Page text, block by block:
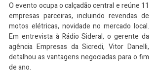
O evento ocupa o calçadão central e reúne 11
empresas parceiras, incluindo revendas de
motos elétricas, novidade no mercado local.
Em entrevista à Rádio Sideral, o gerente da
agência Empresas da Sicredi, Vitor Danelli,
detalhou as vantagens negociadas para o fim
de ano.